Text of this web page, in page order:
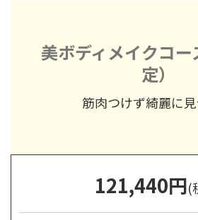
美ボディメイクコ
定）
筋肉つけず綺麗に
121,440円(